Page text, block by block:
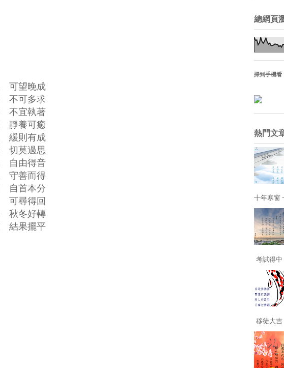
可望晚成
不可多求
不宜執著
靜養可癒
緩則有成
切莫過思
自由得音
善而得
自首本分
可尋得回
秋冬好轉
結果擺平
總網頁
掃到手機看
熱門文
十年寒窗
考試得
移徒大